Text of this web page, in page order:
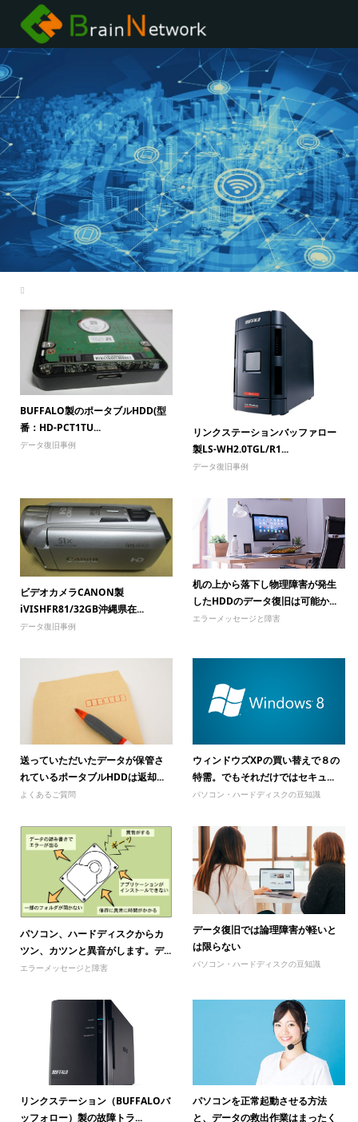
BUFFALO製のポータブルHDD(型
番：HD-PCT1TU...
データ復旧事例
リンクステーションバッファロー
製LS-WH2.0TGL/R1...
データ復旧事例
ビデオカメラCANON製
iVISHFR81/32GB沖縄県在...
データ復旧事例
机の上から落下し物理障害が発生
したHDDのデータ復旧は可能か...
エラーメッセージと障害
送っていただいたデータが保管さ
れているポータブルHDDは返却...
よくあるご質問
ウィンドウズXPの買い替えで８の
特需。でもそれだけではセキュ...
パソコン・ハードディスクの豆知識
パソコン、ハードディスクからカ
ツン、カツンと異音がします。デ...
エラーメッセージと障害
データ復旧では論理障害が軽いと
は限らない
パソコン・ハードディスクの豆知識
リンクステーション（BUFFALOバ
ッフォロー）製の故障トラ...
パソコンを正常起動させる方法
と、データの救出作業はまったく